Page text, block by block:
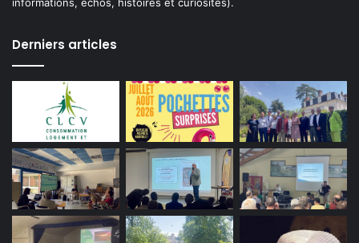
informations, échos, histoires et curiosités).
Derniers articles